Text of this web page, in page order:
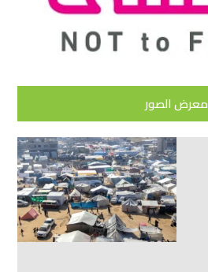
معرض الصور